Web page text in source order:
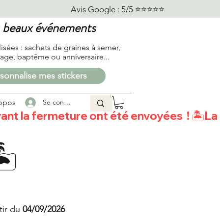
événements
: sachets de graines à semer,
baptême ou anniversaire...
mes stickers
Se connecter
la fermeture ont été envoyées  !
du 04/09/2026